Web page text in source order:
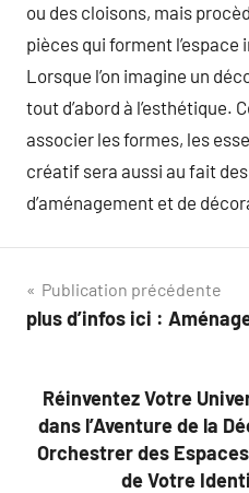
ou des cloisons, mais
pièces qui forment
Lorsque l’on imagine un
tout d’abord à l’esthétique.
associer les formes, les
créatif sera aussi au fait
d’aménagement et de
Navigation
de
Publication précédente
plus d’infos ici :
Réinventez Votre
dans l’Aventure de la
Orchestrer des
de Votre